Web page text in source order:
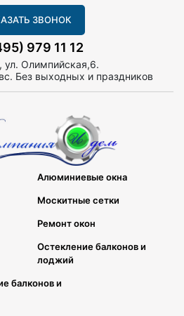
ЗВОНОК
979 11 12
ул. Олимпийская,6.
Без выходных и праздников
Алюминиевые окна
Москитные сетки
Ремонт окон
Остекление балконов и
лоджий
балконов и